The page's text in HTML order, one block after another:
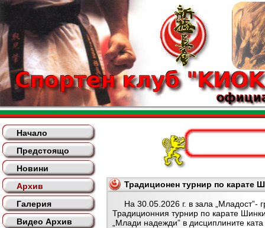
Начало
Предстоящо
Новини
Архив
Галерия
Видео Архив
Традиционен турнир по карате
На 30.05.2026 г. в зала „Младост”-
Традиционния турнир по карате
„Млади надежди” в дисциплините